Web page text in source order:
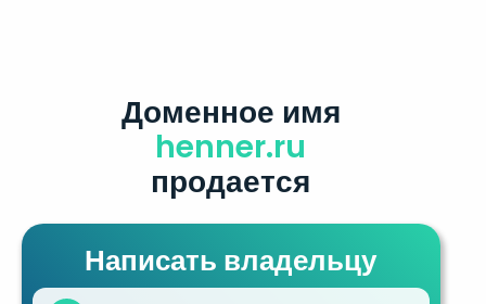
Доменное имя
henner.ru
продается
Написать владельцу